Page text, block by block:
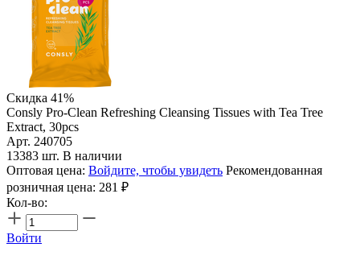
Скидка 41%
Consly Pro-Clean Refreshing Cleansing Tissues with Tea Tree
Extract, 30pcs
Арт. 240705
13383 шт. В наличии
Оптовая цена: Войдите, чтобы увидеть Рекомендованная
розничная цена: 281 ₽
Кол-во:
Войти